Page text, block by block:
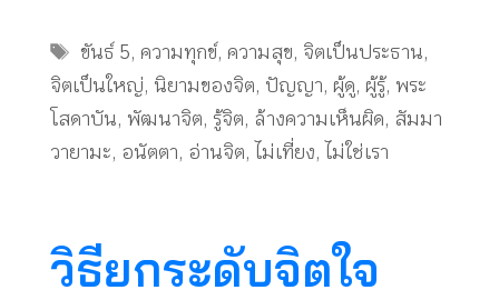
Tags
ขันธ์ 5,ความทุกข์,ความสุข, จิตเป็นประธาน,
จิตเป็นใหญ่, นิยามของจิต, ปัญญา, ผู้ดู, ผู้รู้, พระ
โสดาบัน, พัฒนาจิต, รู้จิต, ล้างความเห็นผิด, สัมมา
วายามะ, อนัตตา, อ่านจิต, ไม่เที่ยง, ไม่ใช่เรา
วิธียกระดับจิตใจ